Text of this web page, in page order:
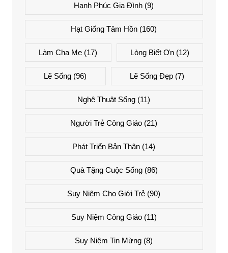
Hạnh Phúc Gia Đình (9)
Hạt Giống Tâm Hồn (160)
Làm Cha Mẹ (17) Lòng Biết Ơn(12)
Lẽ Sống (96) Lẽ Sống Đẹp(7)
Nghệ Thuật Sống (11)
Người Trẻ Công Giáo (21)
Phát Triển Bản Thân (14)
Quà Tặng Cuộc Sống(86)
Suy Niệm Cho Giới Trẻ (90)
Suy Niệm Công Giáo(11)
Suy Niệm Tin Mừng (8)